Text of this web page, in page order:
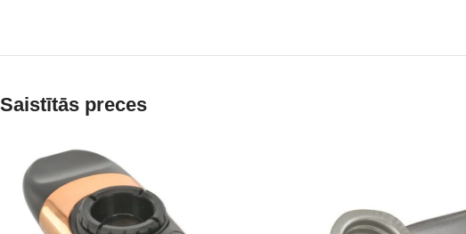
Saistītās preces